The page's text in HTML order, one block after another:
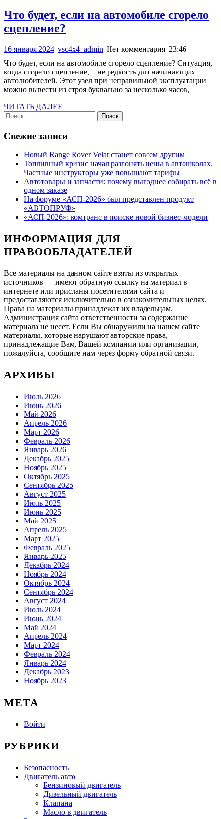
Что будет, если на автомобиле сгорело
сцепление?
если
на
автомобиле
сгорело
16 января 202416
2024
| vsc4x4_adminvsc4x4_admin
| Нет комментария| 23:46
Что будет, если на автомобиле сгорело сцепление? Ситуация,
когда сгорело сцепление, – не редкость для начинающих
автолюбителей. Этот узел при неправильной эксплуатации
можно вывести из строя буквально за несколько часов,
ЧИТАТЬ ДАЛЕЕ
Найти:
Свежие записи
Новый Range Rover Velar станет совсем другим
Топливный кризис начал разгонять цены в автошколах.
Частные инструкторы уже повышают тарифы
Автотовары и запчасти: почему выгоднее собирать всё в
одном заказе
На форуме «АСП-2026» был представлен продукт
«АВТОПРУФ»
«АСП-2026»: комтранс в поиске новой бизнес-модели
ИНФОРМАЦИЯ ДЛЯ
ПРАВООБЛАДАТЕЛЕЙ
Все материалы на данном сайте взяты из открытых
источников — имеют обратную ссылку на материал в
интернете или присланы посетителями сайта и
предоставляются исключительно в ознакомительных целях.
Права на материалы принадлежат их владельцам.
Администрация сайта ответственности за содержание
материала не несет. Если Вы обнаружили на нашем сайте
материалы, которые нарушают авторские права,
принадлежащие Вам, Вашей компании или организации,
пожалуйста, сообщите нам через форму обратной связи.
АРХИВЫ
Июль 2026
Июнь 2026
Май 2026
Апрель 2026
Март 2026
Февраль 2026
Январь 2026
Декабрь 2025
Ноябрь 2025
Октябрь 2025
Сентябрь 2025
Август 2025
Июль 2025
Июнь 2025
Май 2025
Апрель 2025
Март 2025
Февраль 2025
Январь 2025
Декабрь 2024
Ноябрь 2024
Октябрь 2024
Сентябрь 2024
Август 2024
Июль 2024
Июнь 2024
Май 2024
Апрель 2024
Март 2024
Февраль 2024
Январь 2024
Декабрь 2023
Ноябрь 2023
МЕТА
Войти
РУБРИКИ
Безопасность
Двигатель авто
Бензиновый двигатель
Дизельный двигатель
Клапана
Масло в двигатель